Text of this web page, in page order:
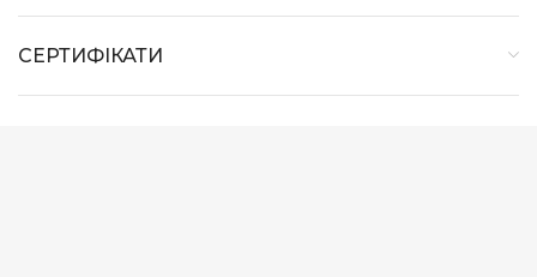
СЕРТИФІКАТИ